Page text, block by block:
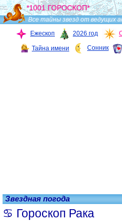
*1001 ГОРОСКОП*
Все тайны звезд от ведущих
Ежескоп
2026 год
Тайна имени Сонник
Звездная погода
Гороскоп Рака